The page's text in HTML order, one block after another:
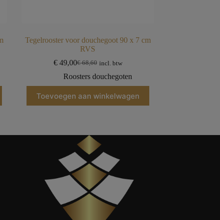
Tegelrooster voor douchegoot 90 x 7 cm
RVS
€68,60
€49,00 incl. btw
Roosters douchegoten
Toevoegen aan winkelwagen